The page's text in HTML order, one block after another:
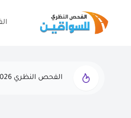
الفحص النظري 2026 - الفئة الثالثة - الجزء الأول
أسئلة الفحص النظري الفئة